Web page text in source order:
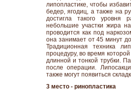
липопластике, чтобы
бедер, ягодиц, а также на
достигла такого уровня
небольшие участки жира
проводится как под
она занимает от 45 минут
Традиционная техника
процедуру, во время
длинной и тонкой трубки.
после операции.
также могут появиться
3 место - ринопластика